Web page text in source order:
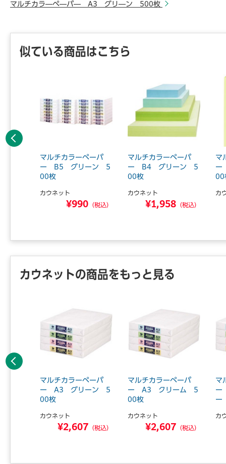
マルチカラ―ペ―パ― A3 グリ―ン 500枚
似ている商品はこちら
マルチカラーペーパ
ー B5 グリーン 5
00枚
カウネット
¥990 （税込）
マルチカラーペーパ
ー B4 グリーン 5
00枚
カウネット
¥1,958 （税込）
マ
00
カ
前へ
カウネットの商品をもっと見る
マルチカラーペーパ
ー A3 グリーン 5
00枚
カウネット
¥2,607 （税込）
マルチカラーペーパ
ー A3 クリーム 5
00枚
カウネット
¥2,607 （税込）
マ
ー
ー
カ
前へ